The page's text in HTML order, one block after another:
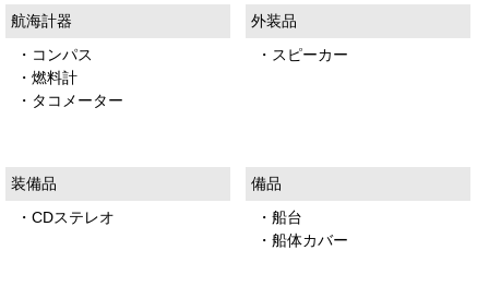
航海計器
・コンパス
・燃料計
・タコメーター
外装品
・スピーカー
装備品
・CDステレオ
備品
・船台
・船体カバー